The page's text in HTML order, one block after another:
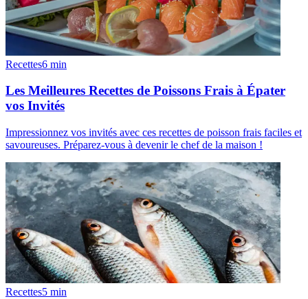
Recettes6 min
Les Meilleures Recettes de Poissons Frais à Épater
vos Invités
Impressionnez vos invités avec ces recettes de poisson frais faciles et
savoureuses. Préparez-vous à devenir le chef de la maison !
Recettes5 min